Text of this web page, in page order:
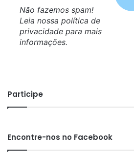
Não fazemos spam!
Leia nossa política de
privacidade para mais
informações.
Participe
Encontre-nos no Facebook